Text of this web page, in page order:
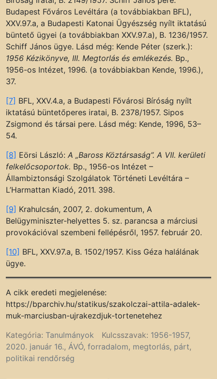
Budapest Főváros Levéltára (a továbbiakban BFL),
XXV.97.a, a Budapesti Katonai Ügyészség nyílt iktatású
büntető ügyei (a továbbiakban XXV.97.a), B. 1236/1957.
Schiff János ügye. Lásd még: Kende Péter (szerk.):
1956 Kézikönyve, III. Megtorlás és emlékezés. Bp.,
1956-os Intézet, 1996. (a továbbiakban Kende, 1996.),
37.
[7] BFL, XXV.4.a, a Budapesti Fővárosi Bíróság nyílt
iktatású büntetőperes iratai, B. 2378/1957. Sipos
Zsigmond és társai pere. Lásd még: Kende, 1996, 53–
54.
[8] Eörsi László: A „Baross Köztársaság”. A VII. kerületi
felkelőcsoportok. Bp., 1956-os Intézet –
Állambiztonsági Szolgálatok Történeti Levéltára –
L’Harmattan Kiadó, 2011. 398.
[9] Krahulcsán, 2007, 2. dokumentum, A
Belügyminiszter-helyettes 5. sz. parancsa a márciusi
provokációval szembeni fellépésről, 1957. február 20.
[10] BFL, XXV.97.a, B. 1502/1957. Kiss Géza halálának
ügye.
A cikk eredeti megjelenése:
https://bparchiv.hu/statikus/szakolczai-attila-adalek-
muk-marciusban-ujrakezdjuk-tortenetehez
Kategória: Tanulmányok Kulcsszavak: 1956-1957,
2020. január 16., ÁVÓ, forradalom, megtorlás, párt,
politikai rendőrség